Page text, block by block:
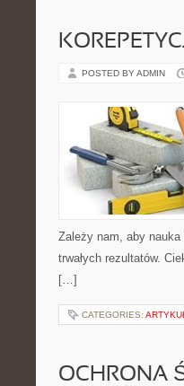
POSTED BY ADMIN
Zależy nam, aby nauka
trwałych rezultatów.
[…]
CATEGORIES:
OCHRONA